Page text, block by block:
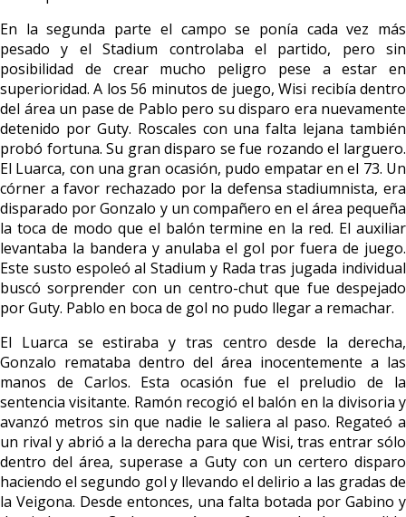
En la segunda parte el campo se ponía cada vez más
pesado y el Stadium controlaba el partido, pero sin
posibilidad de crear mucho peligro pese a estar en
superioridad. A los 56 minutos de juego, Wisi recibía dentro
del área un pase de Pablo pero su disparo era nuevamente
detenido por Guty. Roscales con una falta lejana también
probó fortuna. Su gran disparo se fue rozando el larguero.
El Luarca, con una gran ocasión, pudo empatar en el 73. Un
córner a favor rechazado por la defensa stadiumnista, era
disparado por Gonzalo y un compañero en el área pequeña
la toca de modo que el balón termine en la red. El auxiliar
levantaba la bandera y anulaba el gol por fuera de juego.
Este susto espoleó al Stadium y Rada tras jugada individual
buscó sorprender con un centro-chut que fue despejado
por Guty. Pablo en boca de gol no pudo llegar a remachar.
El Luarca se estiraba y tras centro desde la derecha,
Gonzalo remataba dentro del área inocentemente a las
manos de Carlos. Esta ocasión fue el preludio de la
sentencia visitante. Ramón recogió el balón en la divisoria y
avanzó metros sin que nadie le saliera al paso. Regateó a
un rival y abrió a la derecha para que Wisi, tras entrar sólo
dentro del área, superase a Guty con un certero disparo
haciendo el segundo gol y llevando el delirio a las gradas de
la Veigona. Desde entonces, una falta botada por Gabino y